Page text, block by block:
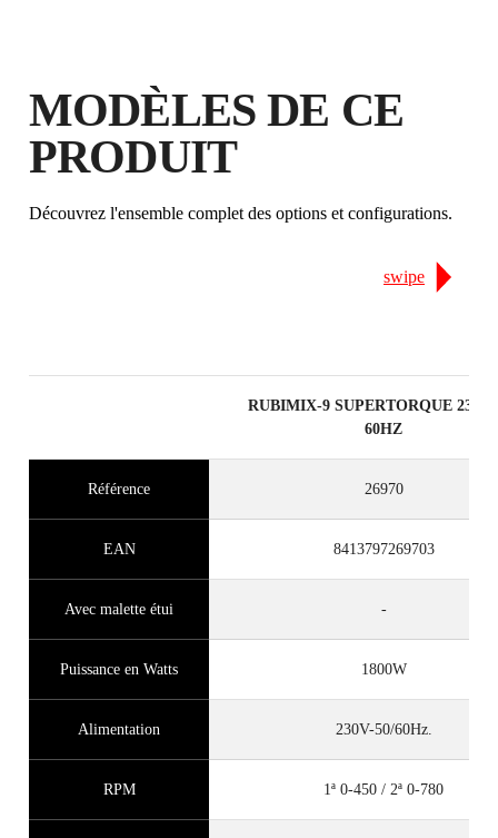
EN ENREGISTRANT CE PRODUIT
DANS LE RUBI CLUB
RUBI
PROLONGÉE SUR LES
MODÈLES DE CE
PRODUIT
Découvrez l'ensemble complet des options et configurations.
swipe
RUBIMIX-9 SUPERTORQUE 230V
60HZ
Référence 26970
EAN 8413797269703
Avec malette étui -
Puissance en Watts 1800W
Alimentation 230V-50/60Hz.
RPM 1ª 0-450 / 2ª 0-780